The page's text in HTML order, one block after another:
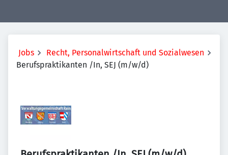
Jobs
Recht, Personalwirtschaft und Sozialwesen
Berufspraktikanten /In, SEJ (m/w/d)